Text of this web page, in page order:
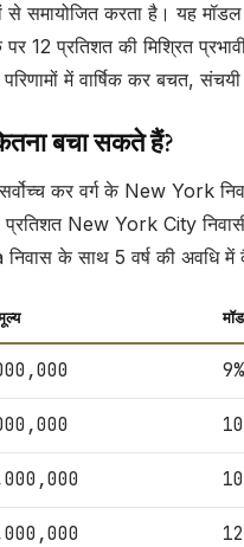
से समायोजित करता है।
12 प्रतिशत की मिश्रित
परिणामों में वार्षिक कर बचत,
बचा सकते हैं?
कर वर्ग के New York
प्रतिशत New York City
के साथ 5 वर्ष की अवधि में
9%